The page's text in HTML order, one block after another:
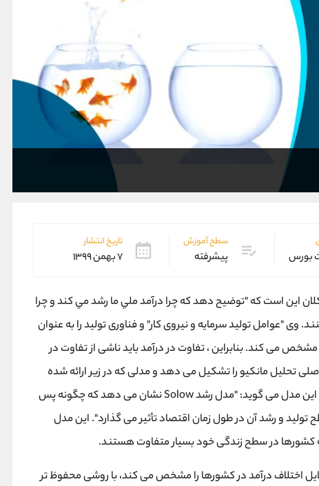
بورس
سطح آموزش
پیشرفته
تاریخ انتشار
۷ بهمن ۱۳۹۹
اين است كه "توضيح دهد كه چرا درآمد ملي ما رشد مي كند و چرا
وی "عوامل تولید سرمایه و نیروی کار" و فناوری تولید را به عنوان
می کند. بنابراین ، تفاوت در درآمد باید ناشی از تفاوت در
تحلیل مانکیو را تشکیل می دهد و مدلی که در زیر ارائه شده
است ، مدل رشد Solow است. مانکیو درباره این مدل می گوید: "مدل رشد Solow نشان می دهد که چگونه پس
و رشد آن در طول زمان اقتصاد تأثیر می گذارد". این مدل
کشورها در سطح زندگی خود بسیار متفاوت هستند.
اختلاف درآمد در کشورها را مشخص می کند، با روشی محفوظ تر